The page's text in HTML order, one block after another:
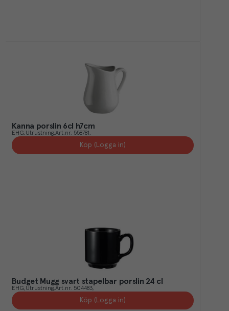
Kanna porslin 6cl h7cm
EHG Utrustning Art.nr. 558781
Köp (Logga in)
Budget Mugg svart stapelbar porslin 24 cl
EHG Utrustning Art.nr. 504483
Köp (Logga in)